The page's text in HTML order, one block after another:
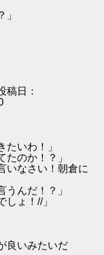
稿日：
いわ！」
のか！？」
なさい！朝倉に
んだ！？」
ょ！//」
良いみたいだ